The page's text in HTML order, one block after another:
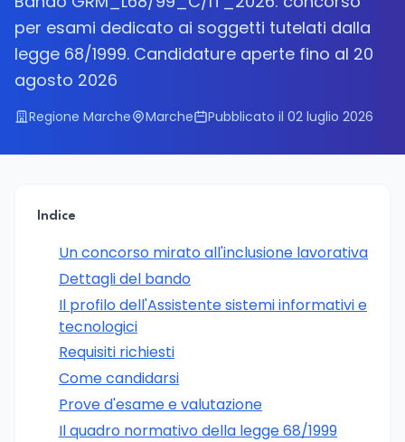
per esami dedicato ai soggetti tutelati dalla
legge 68/1999. Candidature aperte fino al 20
agosto 2026
Regione Marche Marche Pubblicato il 02 luglio 2026
Indice
Un concorso mirato all'inclusione lavorativa
Dettagli del bando
Il profilo dell'Assistente sistemi informativi e
tecnologici
Requisiti richiesti
Come candidarsi
Prove d'esame e valutazione
Il quadro normativo della legge 68/1999